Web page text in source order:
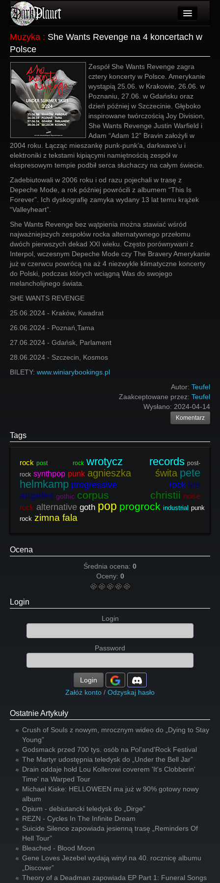
Wydarzenia
Galeria
Forum
Więcej
Login
Muzyka : She Wants Revenge na 4 koncertach w
Polsce
Zespół She Wants Revenge zagra
cztery koncerty w Polsce. Amerykanie
wystąpią 25.06. w Krakowie, 26.06. w
Poznaniu, 27.06. w Gdańsku oraz
dzień później w Szczecinie. Głęboko
inspirowane twórczością Joy Division,
She Wants Revenge Justin Warfield i
Adam “Adam 12” Bravin założyli w
2004 roku. Łącząc mieszankę punk-punk’a, darkwave’u i
elektroniki z tekstami kipiącymi namiętnością zespół w
ekspresowym tempie podbił serca słuchaczy na całym świecie.
Zadebiutowali w 2006 roku i od razu pojechali w trasę z
Depeche Mode, a rok później powrócili z albumem “This Is
Forever”. Ich dyskografię zamyka wydany 13 lat temu krążek
“Valleyheart”.
She Wants Revenge bez wątpienia można stawiać wśród
najważniejszych zespołów rocka alternatywnego przełomu
dwóch pierwszych dekad XXI wieku. Często porównywani z
Interpol, wczesnym Depeche Mode czy The Bravery Amerykanie
już w czerwcu powrócą na aż 4 niezwykle klimatyczne koncerty
do Polski, podczas których wciągną Was do swojego
melancholijnego świata.
SHE WANTS REVENGE
25.06.2024 - Kraków, Kwadrat
26.06.2024 - Poznań,Tama
27.06.2024 - Gdańsk, Parlament
28.06.2024 - Szczecin, Kosmos
BILETY: www.winiarybookings.pl
Autor: Teufel
Zaakceptowane przez: Teufel
Wysłano: 2024-04-14
Komentarz
Tags
rock post rock wrotycz records post-
rock synthpop punk agnieszka świta pete
helmkamp progressive rock los
angeles gothic corpus christii noise
rock alternative goth pop progrock industrial punk
rock zimna fala
Ocena
Średnia ocena: 0
Oceny: 0
Login
Login
Password
Login
Załóż konto / Odzyskaj hasło
Ostatnie Artykuły
Crush of Souls z nowym, mrocznym wideo do „Dying to Stay
Young”
Godsmack przed 700 tys. osób na Pol'and'Rock Festival
The Martyr udostępnia teledysk do „Under the Bell Jar”
Drain oddaje hołd Lou Kollerowi coverem 'It's Clobberin'
Time' na Warped Tour
Michael Kiske: HELLOWEEN ma już w 90% gotowy nowy
album
Opium - debiutancki teledysk do „Dirge”
REZN - Cycles In The Infinite Dream
Suicide Silence zapowiada jesienną trasę „Reminders Of
Hell Tour”
Bleached - Blood Moon
Gene Loves Jezebel wydają winyl na 40. rocznicę albumu
„Discover”
Theory of a Deadman zapowiada EP Part 1: Funeral Songs